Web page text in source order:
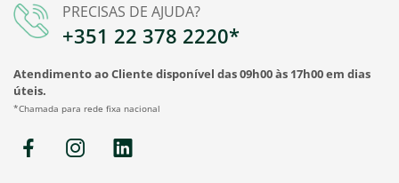
PRECISAS DE AJUDA?
+351 22 378 2220*
Atendimento ao Cliente disponível das 09h00 às 17h00 em dias
úteis.
*Chamada para rede fixa nacional